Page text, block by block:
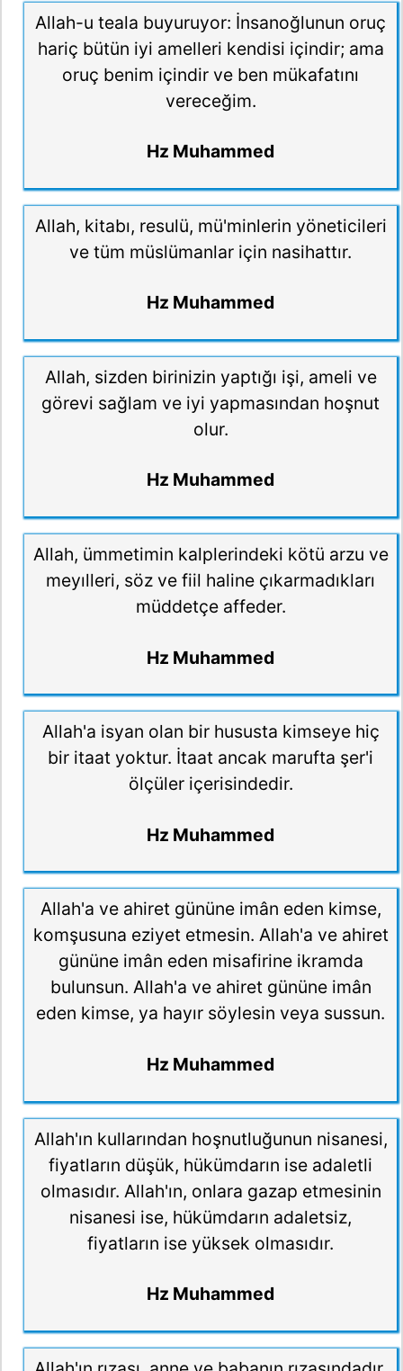
Allah-u teala buyuruyor: İnsanoğlunun oruç
hariç bütün iyi amelleri kendisi içindir; ama
oruç benim içindir ve ben mükafatını
vereceğim.
Hz Muhammed
Allah, kitabı, resulü, mü'minlerin yöneticileri
ve tüm müslümanlar için nasihattır.
Hz Muhammed
Allah, sizden birinizin yaptığı işi, ameli ve
görevi sağlam ve iyi yapmasından hoşnut
olur.
Hz Muhammed
Allah, ümmetimin kalplerindeki kötü arzu ve
meyılleri, söz ve fiil haline çıkarmadıkları
müddetçe affeder.
Hz Muhammed
Allah'a isyan olan bir hususta kimseye hiç
bir itaat yoktur. İtaat ancak marufta şer'i
ölçüler içerisindedir.
Hz Muhammed
Allah'a ve ahiret gününe imân eden kimse,
komşusuna eziyet etmesin. Allah'a ve ahiret
gününe imân eden misafirine ikramda
bulunsun. Allah'a ve ahiret gününe imân
eden kimse, ya hayır söylesin veya sussun.
Hz Muhammed
Allah'ın kullarından hoşnutluğunun nisanesi,
fiyatların düşük, hükümdarın ise adaletli
olmasıdır. Allah'ın, onlara gazap etmesinin
nisanesi ise, hükümdarın adaletsiz,
fiyatların ise yüksek olmasıdır.
Hz Muhammed